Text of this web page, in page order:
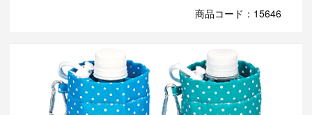
商品コード：15646